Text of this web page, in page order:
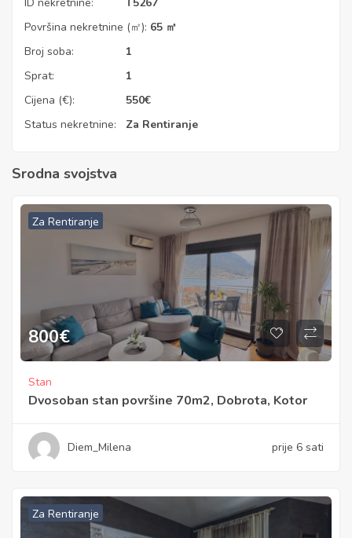
Površina nekretnine (㎡): 65 ㎡
Broj soba:
1
Sprat:
1
Cijena (€):
550€
Status nekretnine:
Za Rentiranje
Srodna svojstva
Za Rentiranje
800€
Stan
Dvosoban stan površine 70m2, Dobrota, Kotor
Diem_Milena prije 6 sati
Za Rentiranje